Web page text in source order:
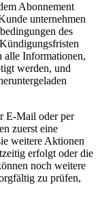
Abonnement
unternehmen
des
alle Informationen,
werden, und
E-Mail oder per
zuerst eine
weitere Aktionen
erfolgt oder die
noch weitere
zu prüfen,